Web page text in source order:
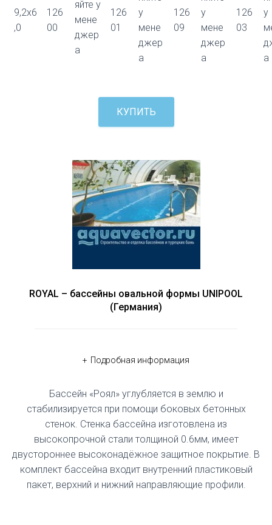
9,2x6
,0
126
00
яйте у
мене
джер
а
126
01
у
мене
джер
а
126
09
у
мене
джер
а
126
03
у
а
КУПИТЬ
ROYAL – бассейны овальной формы UNIPOOL
(Германия)
Подробная информация
Бассейн «Роял» углубляется в землю и
стабилизируется при помощи боковых бетонных
стенок. Стенка бассейна изготовлена из
высокопрочной стали толщиной 0.6мм, имеет
двустороннее высоконадёжное защитное покрытие. В
комплект бассейна входит внутренний пластиковый
пакет, верхний и нижний направляющие профили.